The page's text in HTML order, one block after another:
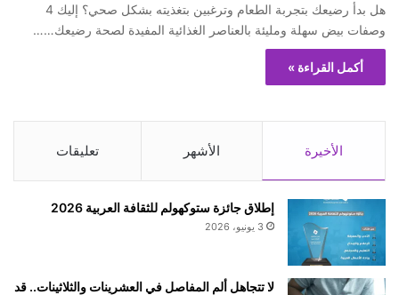
هل بدأ رضيعك بتجربة الطعام وترغبين بتغذيته بشكل صحي؟ إليك 4
وصفات بيض سهلة ومليئة بالعناصر الغذائية المفيدة لصحة رضيعك……
أكمل القراءة »
الأخيرة الأشهر تعليقات
إطلاق جائزة ستوكهولم للثقافة العربية 2026
3 يونيو، 2026
لا تتجاهل ألم المفاصل في العشرينات والثلاثينات.. قد